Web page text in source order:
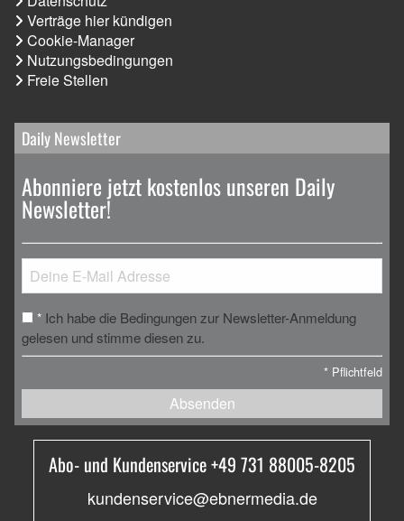
Verträge hier kündigen
Cookie-Manager
Nutzungsbedingungen
Freie Stellen
Daily Newsletter
Abonniere jetzt kostenlos unseren Daily
Newsletter!
* Ich habe die Bedingungen zur Newsletter-Anmeldung
gelesen und stimme diesen zu.
* Pflichtfeld
Absenden
Abo- und Kundenservice +49 731 88005-8205
kundenservice@ebnermedia.de